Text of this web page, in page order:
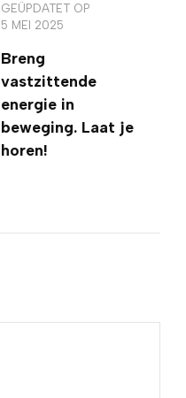
GEÜPDATET OP
5 MEI 2025
Breng
vastzittende
energie in
beweging. Laat je
horen!